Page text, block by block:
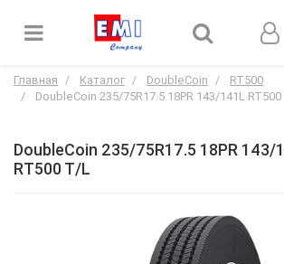
Главная Каталог DoubleCoin
RT500
DoubleCoin 235/75R17.5 18PR 143/141L
DoubleCoin 235/75R17.5 18PR 143/
RT500 T/L